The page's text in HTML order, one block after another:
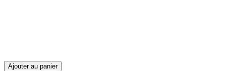
Ajouter au panier